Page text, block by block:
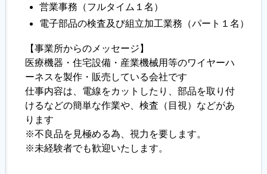
営業事務（フルタイム１名）
電子部品の検査及び組立加工業務（パート１名）
【事業所からのメッセージ】
医療機器・住宅設備・産業機械用等のワイヤーハ
ーネスを製作・販売している会社です
仕事内容は、電線をカットしたり、部品を取り付
けるなどの簡単な作業や、検査（目視）などがあ
ります
※不良品を見極める為、視力を要します。
※未経験者でも歓迎いたします。